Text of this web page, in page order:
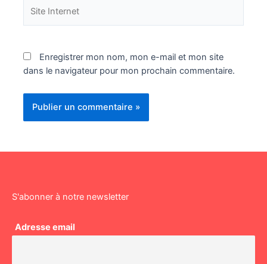
Internet
Enregistrer mon nom, mon e-mail et mon site
dans le navigateur pour mon prochain commentaire.
S'abonner à notre newsletter
Adresse email